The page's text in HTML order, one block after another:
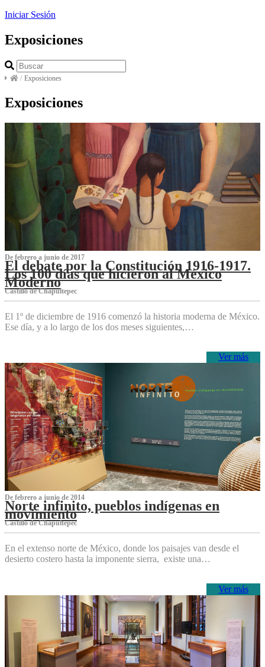
Iniciar Sesión
Exposiciones
/ Exposiciones
Exposiciones
De febrero a junio de 2017
El debate por la Constitución 1916-1917.
Los 100 días que hicieron al México
Moderno
Castillo de Chapultepec
El 1º de diciembre de 1916 comenzó la historia moderna de México.
Ese día, y a lo largo de los dos meses siguientes,…
Ver más
De febrero a junio de 2014
Norte infinito, pueblos indígenas en
movimiento
Castillo de Chapultepec
En el extenso norte de México, donde los paisajes van desde el
desierto costero hasta la imponente sierra, existe una…
Ver más